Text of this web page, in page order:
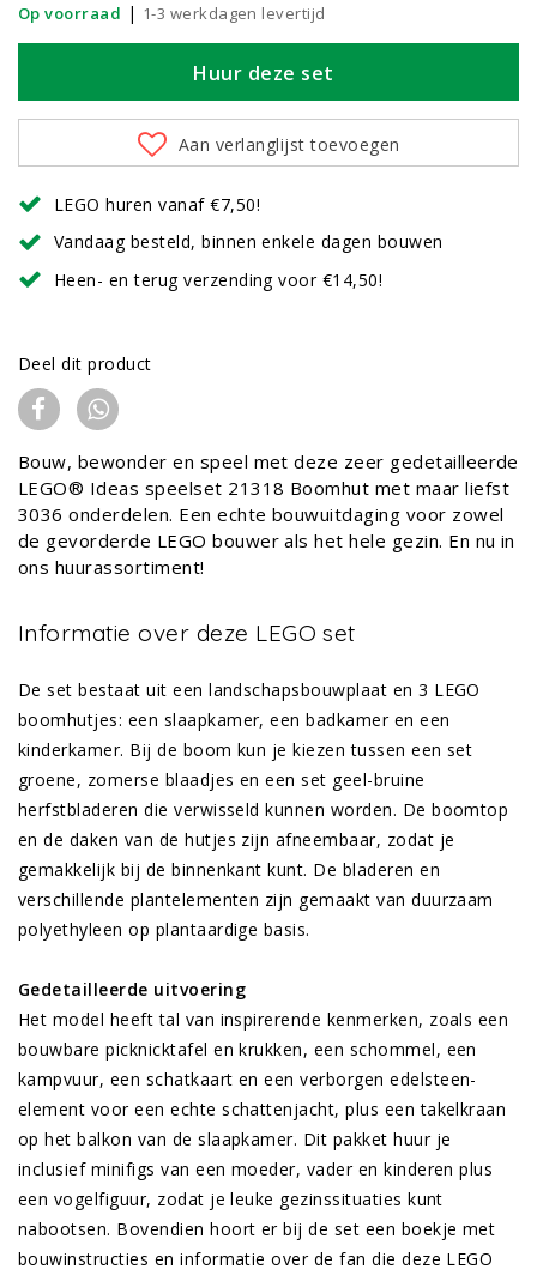
Op voorraad | 1-3 werkdagen levertijd
Huur deze set
Aan verlanglijst toevoegen
LEGO huren vanaf €7,50!
Vandaag besteld, binnen enkele dagen bouwen
Heen- en terug verzending voor €14,50!
Deel dit product
Bouw, bewonder en speel met deze zeer gedetailleerde
LEGO® Ideas speelset 21318 Boomhut met maar liefst
3036 onderdelen. Een echte bouwuitdaging voor zowel
de gevorderde LEGO bouwer als het hele gezin. En nu in
ons huurassortiment!
Informatie over deze LEGO set
De set bestaat uit een landschapsbouwplaat en 3 LEGO
boomhutjes: een slaapkamer, een badkamer en een
kinderkamer. Bij de boom kun je kiezen tussen een set
groene, zomerse blaadjes en een set geel-bruine
herfstbladeren die verwisseld kunnen worden. De boomtop
en de daken van de hutjes zijn afneembaar, zodat je
gemakkelijk bij de binnenkant kunt. De bladeren en
verschillende plantelementen zijn gemaakt van duurzaam
polyethyleen op plantaardige basis.
Gedetailleerde uitvoering
Het model heeft tal van inspirerende kenmerken, zoals een
bouwbare picknicktafel en krukken, een schommel, een
kampvuur, een schatkaart en een verborgen edelsteen-
element voor een echte schattenjacht, plus een takelkraan
op het balkon van de slaapkamer. Dit pakket huur je
inclusief minifigs van een moeder, vader en kinderen plus
een vogelfiguur, zodat je leuke gezinssituaties kunt
nabootsen. Bovendien hoort er bij de set een boekje met
bouwinstructies en informatie over de fan die deze LEGO